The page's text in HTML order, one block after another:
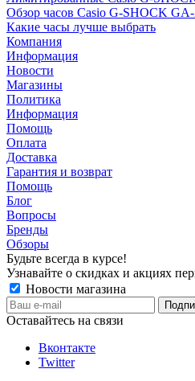
Обзор часов Casio G-SHOCK
Какие часы лучше выбрать
Компания
Информация
Новости
Магазины
Политика
Информация
Помощь
Оплата
Доставка
Гарантия и возврат
Помощь
Блог
Вопросы
Бренды
Обзоры
Будьте всегда в курсе!
Узнавайте о скидках и акциях
Новости магазина
Оставайтесь на связи
Вконтакте
Twitter